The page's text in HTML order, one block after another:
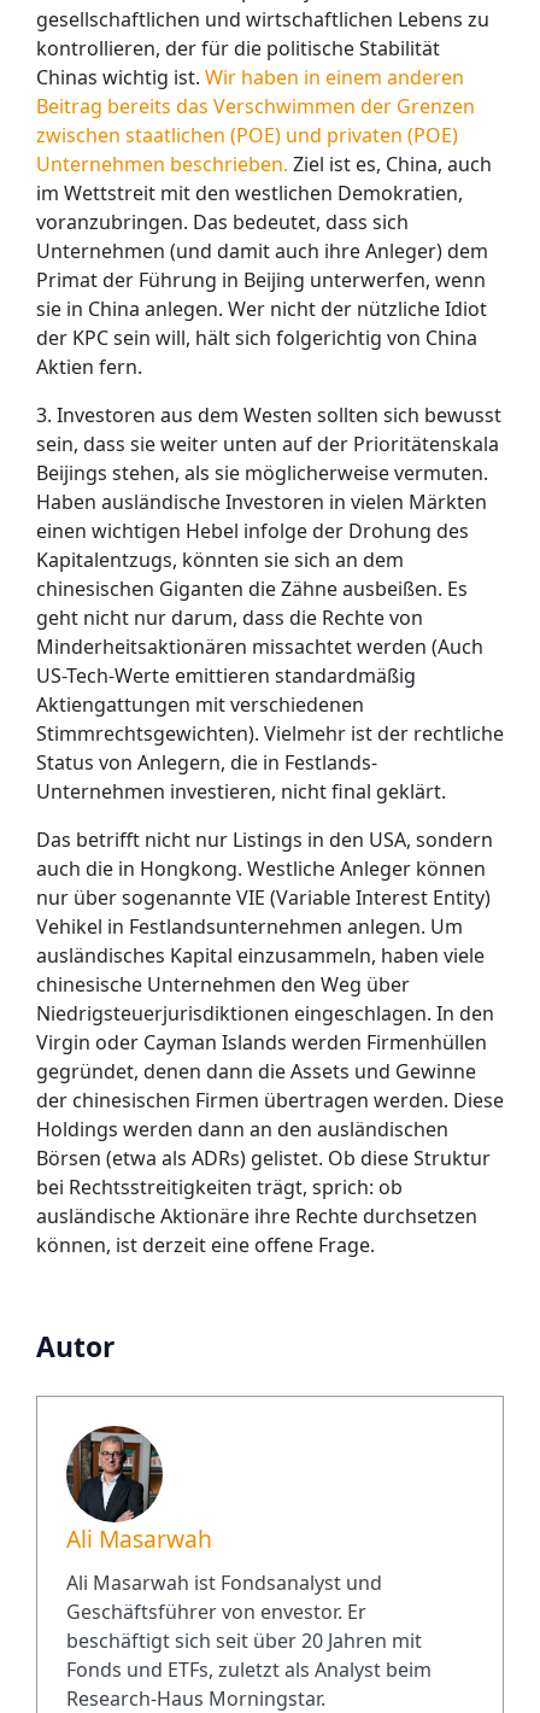
gesellschaftlichen und wirtschaftlichen Lebens zu
kontrollieren, der für die politische Stabilität
Chinas wichtig ist. Wir haben in einem anderen
Beitrag bereits das Verschwimmen der Grenzen
zwischen staatlichen (POE) und privaten (POE)
Unternehmen beschrieben. Ziel ist es, China, auch
im Wettstreit mit den westlichen Demokratien,
voranzubringen. Das bedeutet, dass sich
Unternehmen (und damit auch ihre Anleger) dem
Primat der Führung in Beijing unterwerfen, wenn
sie in China anlegen. Wer nicht der nützliche Idiot
der KPC sein will, hält sich folgerichtig von China
Aktien fern.
3. Investoren aus dem Westen sollten sich bewusst
sein, dass sie weiter unten auf der Prioritätenskala
Beijings stehen, als sie möglicherweise vermuten.
Haben ausländische Investoren in vielen Märkten
einen wichtigen Hebel infolge der Drohung des
Kapitalentzugs, könnten sie sich an dem
chinesischen Giganten die Zähne ausbeißen. Es
geht nicht nur darum, dass die Rechte von
Minderheitsaktionären missachtet werden (Auch
US-Tech-Werte emittieren standardmäßig
Aktiengattungen mit verschiedenen
Stimmrechtsgewichten). Vielmehr ist der rechtliche
Status von Anlegern, die in Festlands-
Unternehmen investieren, nicht final geklärt.
Das betrifft nicht nur Listings in den USA, sondern
auch die in Hongkong. Westliche Anleger können
nur über sogenannte VIE (Variable Interest Entity)
Vehikel in Festlandsunternehmen anlegen. Um
ausländisches Kapital einzusammeln, haben viele
chinesische Unternehmen den Weg über
Niedrigsteuerjurisdiktionen eingeschlagen. In den
Virgin oder Cayman Islands werden Firmenhüllen
gegründet, denen dann die Assets und Gewinne
der chinesischen Firmen übertragen werden. Diese
Holdings werden dann an den ausländischen
Börsen (etwa als ADRs) gelistet. Ob diese Struktur
bei Rechtsstreitigkeiten trägt, sprich: ob
ausländische Aktionäre ihre Rechte durchsetzen
können, ist derzeit eine offene Frage.
Autor
Ali Masarwah
Ali Masarwah ist Fondsanalyst und
Geschäftsführer von envestor. Er
beschäftigt sich seit über 20 Jahren mit
Fonds und ETFs, zuletzt als Analyst beim
Research-Haus Morningstar.